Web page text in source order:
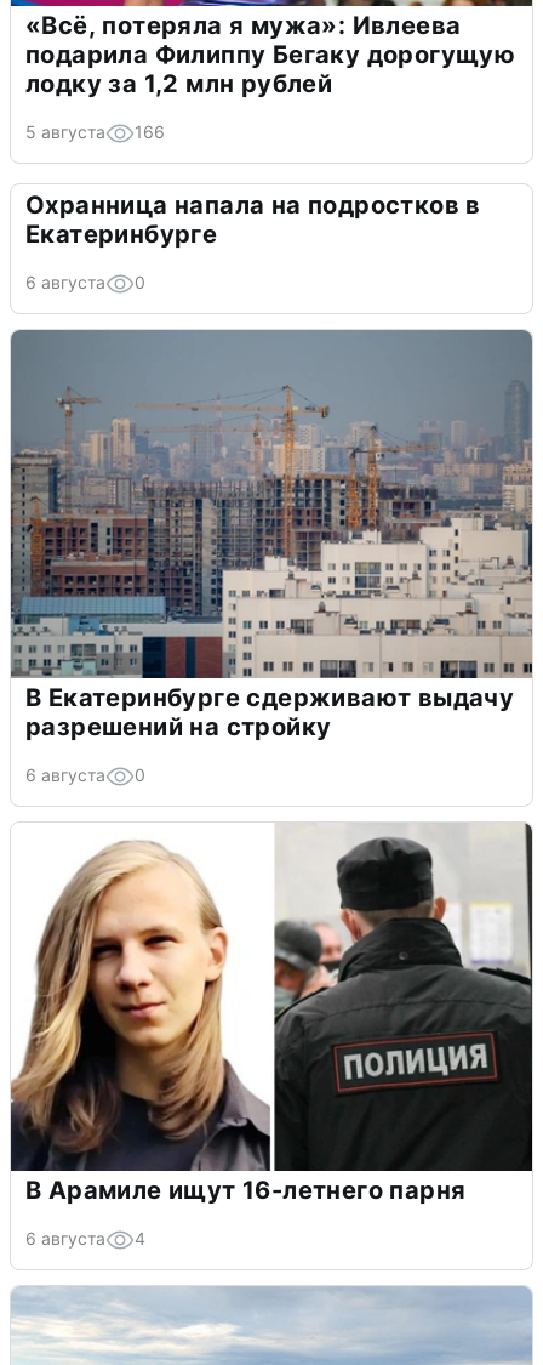
«Всё, потеряла я мужа»: Ивлеева
подарила Филиппу Бегаку дорогущую
лодку за 1,2 млн рублей
5 августа 166
Охранница напала на подростков в
Екатеринбурге
6 августа 0
В Екатеринбурге сдерживают выдачу
разрешений на стройку
6 августа 0
В Арамиле ищут 16-летнего парня
6 августа 4